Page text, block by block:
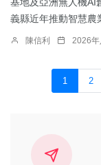
基地及亞洲無人機AI
義縣近年推動智慧農
陳信利 2026年
1 2